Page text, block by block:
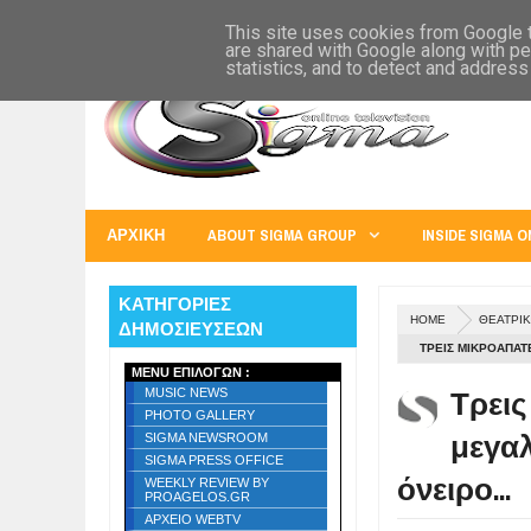
EUROPE U.S.A. AUSTRALIA
ΑΡΧΙΚΗ ABOUT SIGMA GROUP INSIDE SIGMA
HOME
ΤΡΕΙΣ
όνειρο...
ΚΑΤΗΓΟΡΙΕΣ
ΔΗΜΟΣΙΕΥΣΕΩΝ
MENU ΕΠΙΛΟΓΩΝ :
MUSIC NEWS
PHOTO GALLERY
SIGMA NEWSROOM
SIGMA PRESS OFFICE
WEEKLY REVIEW BY
PROAGELOS.GR
ΑΡΧΕΙΟ WEBTV
This site uses cookies from Google
are shared with Google along with
statistics, and to detect and address